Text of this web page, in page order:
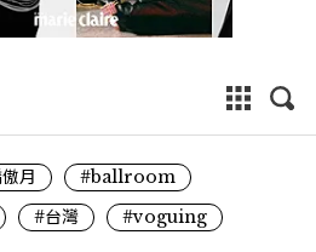
月
#ballroom
#台灣
#voguing